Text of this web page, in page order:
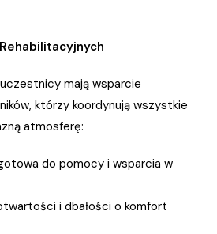
mają wsparcie
którzy koordynują wszystkie
atmosferę:
do pomocy i wsparcia w
i dbałości o komfort